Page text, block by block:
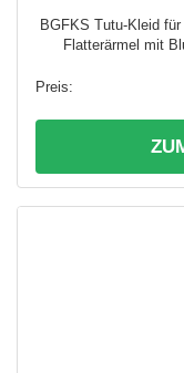
BGFKS Tutu-Kleid
Flatterärmel mit